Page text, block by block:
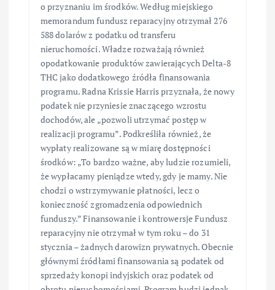
o przyznaniu im środków. Według miejskiego
memorandum fundusz reparacyjny otrzymał 276
588 dolarów z podatku od transferu
nieruchomości. Władze rozważają również
opodatkowanie produktów zawierających Delta-8
THC jako dodatkowego źródła finansowania
programu. Radna Krissie Harris przyznała, że nowy
podatek nie przyniesie znaczącego wzrostu
dochodów, ale „pozwoli utrzymać postęp w
realizacji programu”. Podkreśliła również, że
wypłaty realizowane są w miarę dostępności
środków: „To bardzo ważne, aby ludzie rozumieli,
że wypłacamy pieniądze wtedy, gdy je mamy. Nie
chodzi o wstrzymywanie płatności, lecz o
konieczność zgromadzenia odpowiednich
funduszy.” Finansowanie i kontrowersje Fundusz
reparacyjny nie otrzymał w tym roku – do 31
stycznia – żadnych darowizn prywatnych. Obecnie
głównymi źródłami finansowania są podatek od
sprzedaży konopi indyjskich oraz podatek od